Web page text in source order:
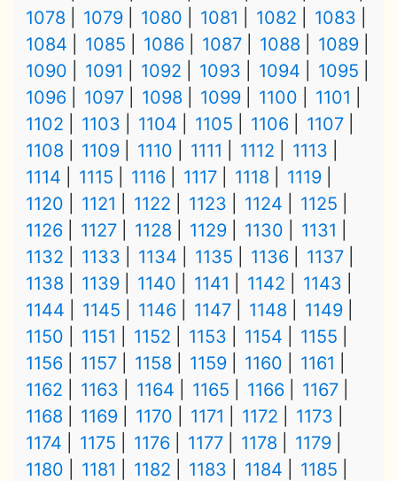
1078
1079 1080 1081 1082
1083
1084
1085 1086 1087 1088
1089
1090
1091 1092 1093 1094
1095
1096
1097 1098 1099 1100
1101
1102
1103 1104 1105 1106
1107
1108
1109 1110 1111 1112
1113
1114
1115 1116 1117 1118
1119
1120
1121 1122 1123 1124
1125
1126
1127 1128 1129 1130
1131
1132
1133 1134 1135 1136
1137
1138
1139 1140 1141 1142
1143
1144
1145 1146 1147 1148
1149
1150
1151 1152 1153 1154
1155
1156
1157 1158 1159 1160
1161
1162
1163 1164 1165 1166
1167
1168
1169 1170 1171 1172
1173
1174
1175 1176 1177 1178
1179
1180
1181 1182 1183 1184
1185